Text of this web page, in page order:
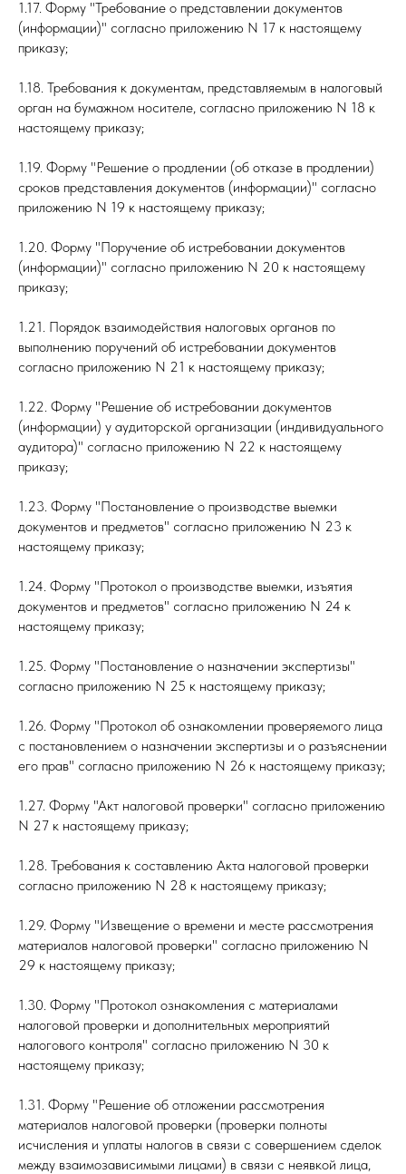
1.17. Форму "Требование о представлении документов
(информации)" согласно приложению N 17 к настоящему
приказу;
1.18. Требования к документам, представляемым в налоговый
орган на бумажном носителе, согласно приложению N 18 к
настоящему приказу;
1.19. Форму "Решение о продлении (об отказе в продлении)
сроков представления документов (информации)" согласно
приложению N 19 к настоящему приказу;
1.20. Форму "Поручение об истребовании документов
(информации)" согласно приложению N 20 к настоящему
приказу;
1.21. Порядок взаимодействия налоговых органов по
выполнению поручений об истребовании документов
согласно приложению N 21 к настоящему приказу;
1.22. Форму "Решение об истребовании документов
(информации) у аудиторской организации (индивидуального
аудитора)" согласно приложению N 22 к настоящему
приказу;
1.23. Форму "Постановление о производстве выемки
документов и предметов" согласно приложению N 23 к
настоящему приказу;
1.24. Форму "Протокол о производстве выемки, изъятия
документов и предметов" согласно приложению N 24 к
настоящему приказу;
1.25. Форму "Постановление о назначении экспертизы"
согласно приложению N 25 к настоящему приказу;
1.26. Форму "Протокол об ознакомлении проверяемого лица
с постановлением о назначении экспертизы и о разъяснении
его прав" согласно приложению N 26 к настоящему приказу;
1.27. Форму "Акт налоговой проверки" согласно приложению
N 27 к настоящему приказу;
1.28. Требования к составлению Акта налоговой проверки
согласно приложению N 28 к настоящему приказу;
1.29. Форму "Извещение о времени и месте рассмотрения
материалов налоговой проверки" согласно приложению N
29 к настоящему приказу;
1.30. Форму "Протокол ознакомления с материалами
налоговой проверки и дополнительных мероприятий
налогового контроля" согласно приложению N 30 к
настоящему приказу;
1.31. Форму "Решение об отложении рассмотрения
материалов налоговой проверки (проверки полноты
исчисления и уплаты налогов в связи с совершением сделок
между взаимозависимыми лицами) в связи с неявкой лица,